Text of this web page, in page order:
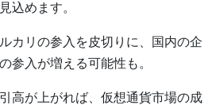
込めます。
カリの参入を皮切りに、国内の企
参入が増える可能性も。
高が上がれば、仮想通貨市場の成